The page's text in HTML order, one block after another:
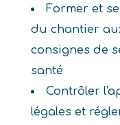
Former et
du chantier
consignes de
santé
Contrôler
légales et